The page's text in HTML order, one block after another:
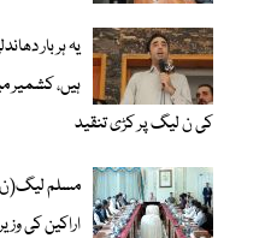
یہ ہر بار
ہیں، کشمیر
کی ن لیگ پر کڑی تنقید
مسلم
اراکین کی